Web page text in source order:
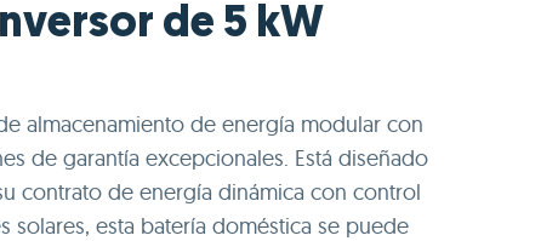
de 5 kW
almacenamiento de energía modular con
de garantía excepcionales. Está diseñado
contrato de energía dinámica con control
solares, esta batería doméstica se puede